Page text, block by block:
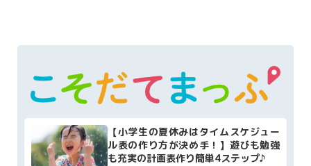
【小学生の夏休みはタイムスケジュー
ル表の作り方が決め手！】遊びも勉強
も充実の計画表作り簡単4ステップ♪